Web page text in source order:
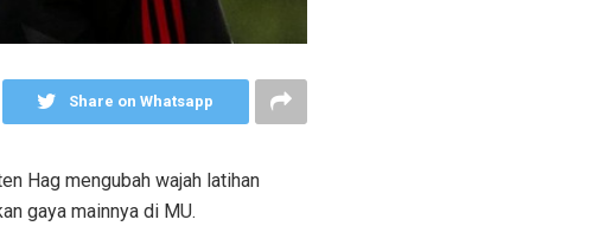
Share on Whatsapp
Hag mengubah wajah latihan
gaya mainnya di MU.